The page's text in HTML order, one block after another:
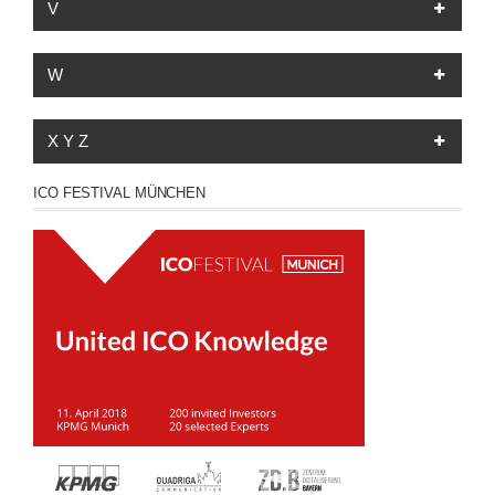
V
W
X Y Z
ICO FESTIVAL MÜNCHEN